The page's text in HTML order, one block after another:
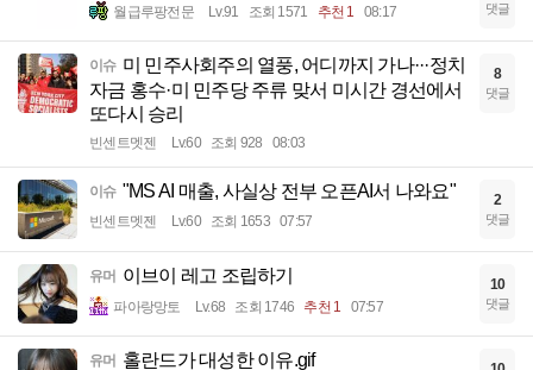
월급루팡전문 Lv.91 조회 1571 추천 1 08:17 댓글
이슈 미 민주사회주의 열풍, 어디까지 가나···정치
자금 홍수·미 민주당 주류 맞서 미시간 경선에서
또다시 승리
빈센트멧젠 Lv.60 조회 928 08:03
8
댓글
이슈 "MS AI 매출, 사실상 전부 오픈AI서 나와요"
빈센트멧젠 Lv.60 조회 1653 07:57
2
댓글
유머 이브이 레고 조립하기
파아랑망토 Lv.68 조회 1746 추천 1 07:57
10
댓글
유머 홀란드가 대성한 이유.gif